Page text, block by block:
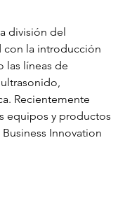
división del
con la introducción
las líneas de
Recientemente
equipos y productos
Innovation